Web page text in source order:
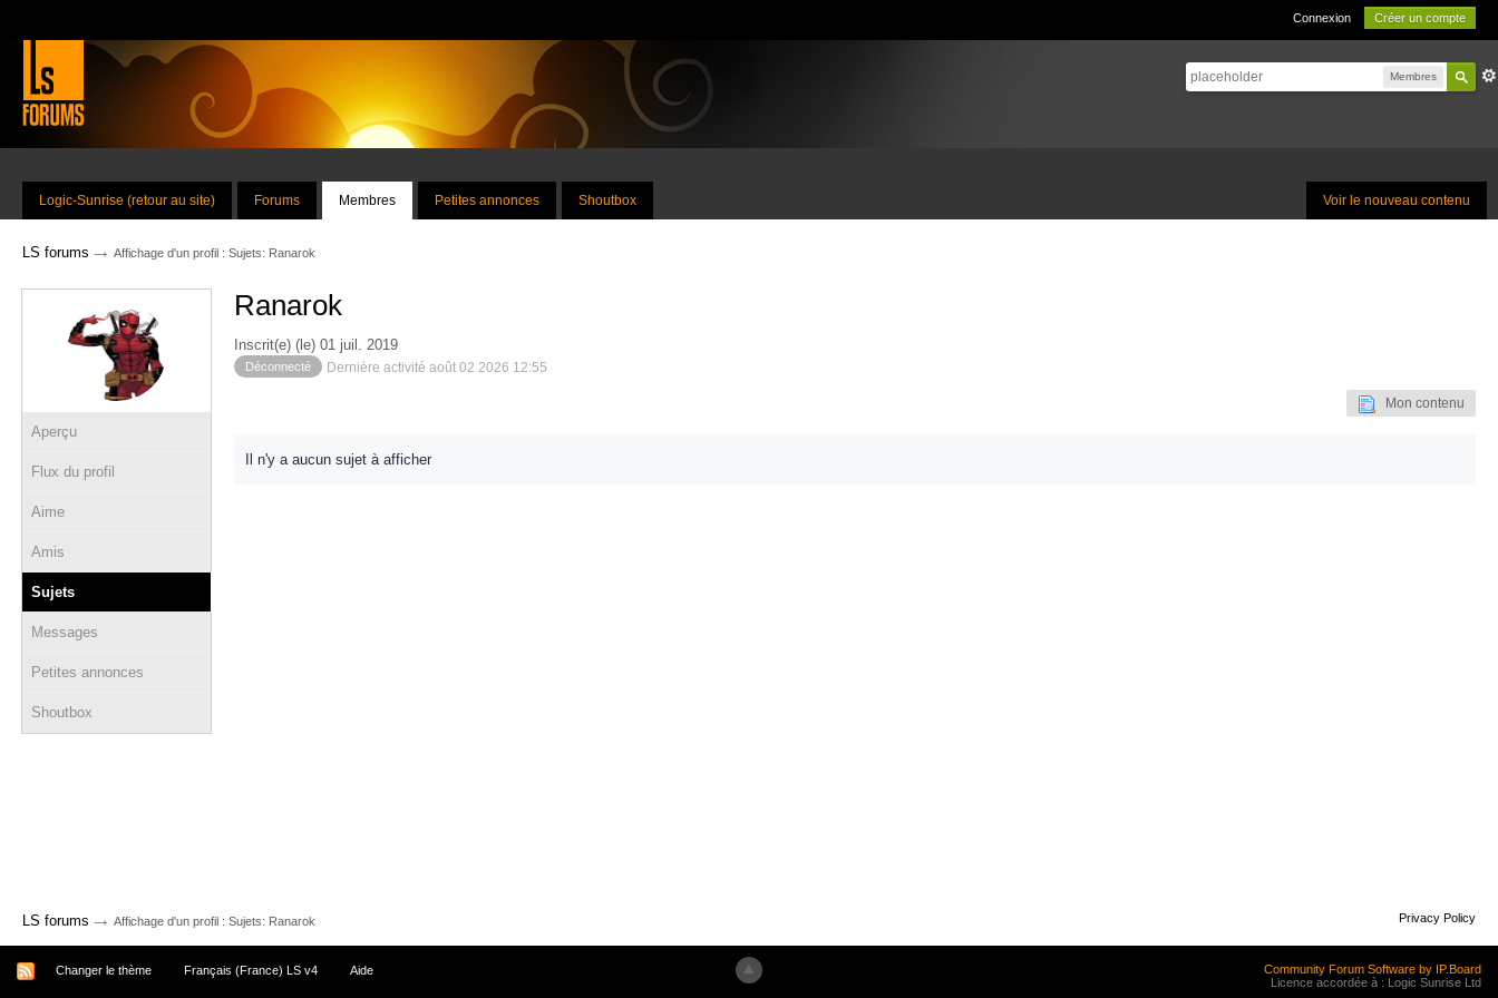
Connexion Créer un compte
Membres
Voir le nouveau contenu
Logic-Sunrise (retour au site) Forums Membres Petites annonces Shoutbox
LS forums → Affichage d'un profil : Sujets: Ranarok
Aperçu
Flux du profil
Aime
Amis
Sujets
Messages
Petites annonces
Shoutbox
Ranarok
Inscrit(e) (le) 01 juil. 2019
Déconnecté Dernière activité août 02 2026 12:55
Mon contenu
Il n'y a aucun sujet à afficher
LS forums → Affichage d'un profil : Sujets: Ranarok Privacy Policy
Changer le thème Français (France) LS v4 Aide
Community Forum Software by IP.Board
Licence accordée à : Logic Sunrise Ltd